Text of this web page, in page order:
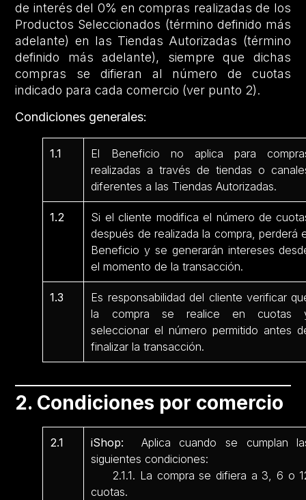
de interés del 0% en compras realizadas de los
Productos Seleccionados (término definido más
adelante) en las Tiendas Autorizadas (término
definido más adelante), siempre que dichas
compras se difieran al número de cuotas
indicado para cada comercio (ver punto 2).
Condiciones generales:
1.1
El Beneficio no aplica para
realizadas a través de tiendas o
diferentes a las Tiendas Autorizadas.
1.2
Si el cliente modifica el número de
después de realizada la compra, perderá
Beneficio y se generarán intereses
el momento de la transacción.
1.3
Es responsabilidad del cliente verificar
la compra se realice en cuotas
seleccionar el número permitido antes
finalizar la transacción.
2. Condiciones por comercio
2.1 iShop: Aplica cuando se cumplan
siguientes condiciones:
2.1.1. La compra se difiera a 3, 6 o
cuotas.